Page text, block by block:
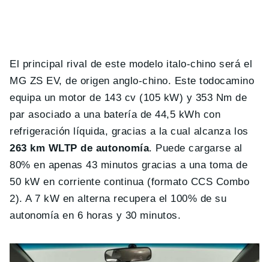
El principal rival de este modelo italo-chino será el
MG ZS EV, de origen anglo-chino. Este todocamino
equipa un motor de 143 cv (105 kW) y 353 Nm de
par asociado a una batería de 44,5 kWh con
refrigeración líquida, gracias a la cual alcanza los
263 km WLTP de autonomía. Puede cargarse al
80% en apenas 43 minutos gracias a una toma de
50 kW en corriente continua (formato CCS Combo
2). A 7 kW en alterna recupera el 100% de su
autonomía en 6 horas y 30 minutos.